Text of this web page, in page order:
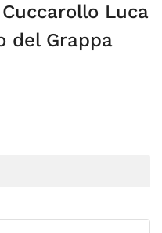
Luca
del Grappa